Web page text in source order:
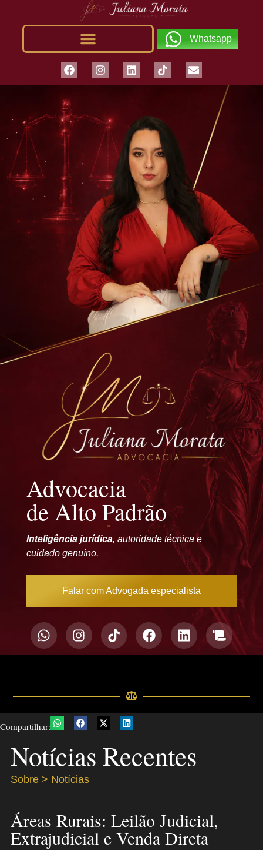
Whatsapp
Advocacia
de Alto Padrão
Inteligência jurídica, autoridade técnica e
cuidado genuíno.
Falar com Advogada especialista
Compartilhar:
Notícias Recentes
Sobre > Notícias
Áreas Rurais: Leilão Judicial,
Extrajudicial e Venda Direta